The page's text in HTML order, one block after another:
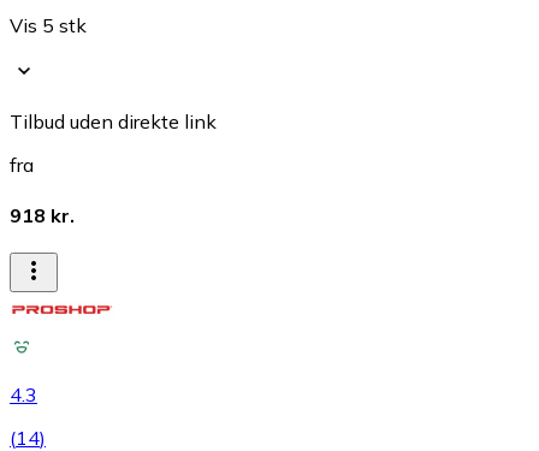
Vis 5 stk
Tilbud uden direkte link
fra
918 kr.
4.3
(14)